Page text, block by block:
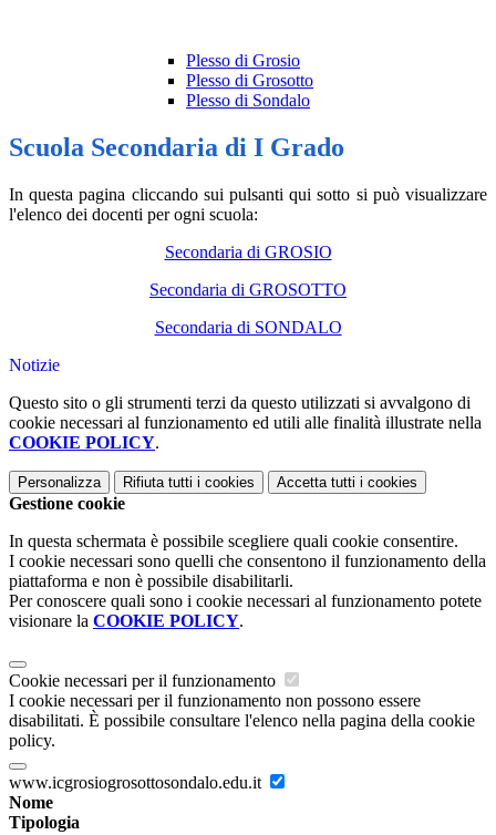
Plesso di Grosio
Plesso di Grosotto
Plesso di Sondalo
Scuola Secondaria di I Grado
In questa pagina cliccando sui pulsanti qui sotto si può visualizzare
l'elenco dei docenti per ogni scuola:
Secondaria di GROSIO
Secondaria di GROSOTTO
Secondaria di SONDALO
Notizie
Questo sito o gli strumenti terzi da questo utilizzati si avvalgono di
cookie necessari al funzionamento ed utili alle finalità illustrate nella
COOKIE POLICY.
Personalizza Rifiuta tutti i cookies Accetta tutti i cookies
Gestione cookie
In questa schermata è possibile scegliere quali cookie consentire.
I cookie necessari sono quelli che consentono il funzionamento della
piattaforma e non è possibile disabilitarli.
Per conoscere quali sono i cookie necessari al funzionamento potete
visionare la COOKIE POLICY.
Cookie necessari per il funzionamento
I cookie necessari per il funzionamento non possono essere
disabilitati. È possibile consultare l'elenco nella pagina della cookie
policy.
www.icgrosiogrosottosondalo.edu.it
Nome
Tipologia